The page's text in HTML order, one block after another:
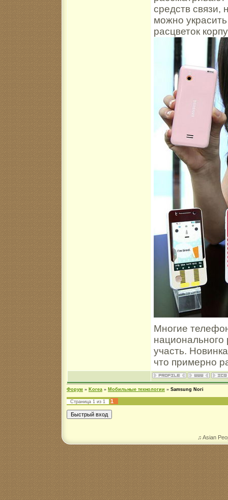
средств связи,
можно
расцветок
Многие
национального
участь.
что примерно
Форум » Korea » Мобильные технологии » Samsung Nori
Страница 1 из 1 1
♫ Asian